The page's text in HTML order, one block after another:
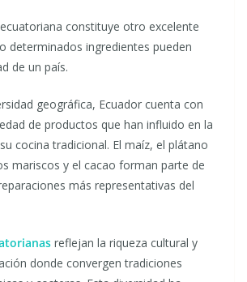
constituye otro excelente
determinados ingredientes pueden
de un país.
geográfica, Ecuador cuenta con
de productos que han influido en la
cocina tradicional. El maíz, el plátano
mariscos y el cacao forman parte de
más representativas del
reflejan la riqueza cultural y
donde convergen tradiciones